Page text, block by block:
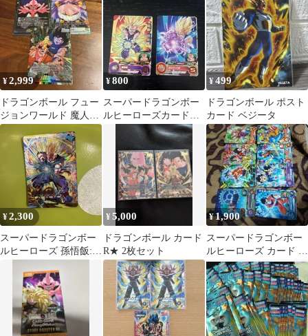
¥2,999
ドラゴンボール フュー
ジョンワールド 魔人ブ
ウ 3枚セット
¥800
スーパードラゴンボー
ルヒーローズカードセ
¥499
ドラゴンボール ポスト
カード ベジータ
¥2,300
スーパードラゴンボー
ルヒーローズ 孫悟飯:青
¥5,000
ドラゴンボール カード
R★ 2枚セット
¥1,900
スーパードラゴンボー
ルヒーローズ カード 8
枚セット